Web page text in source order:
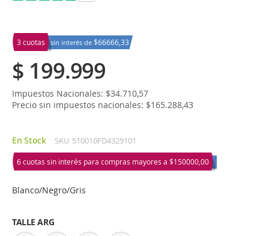
3 cuotas sin interés de $66666,33
$ 199.999
Impuestos Nacionales: $34.710,57
Precio sin impuestos nacionales: $165.288,43
En Stock SKU 510010FD4329101
6 cuotas sin interés para compras mayores a $150000,00
Blanco/Negro/Gris
TALLE ARG